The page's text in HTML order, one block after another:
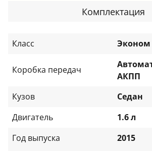
Комплектация
Класс Эконом
Коробка передач
АКПП
Кузов
Седан
Двигатель
1.6 л
Год выпуска
2015